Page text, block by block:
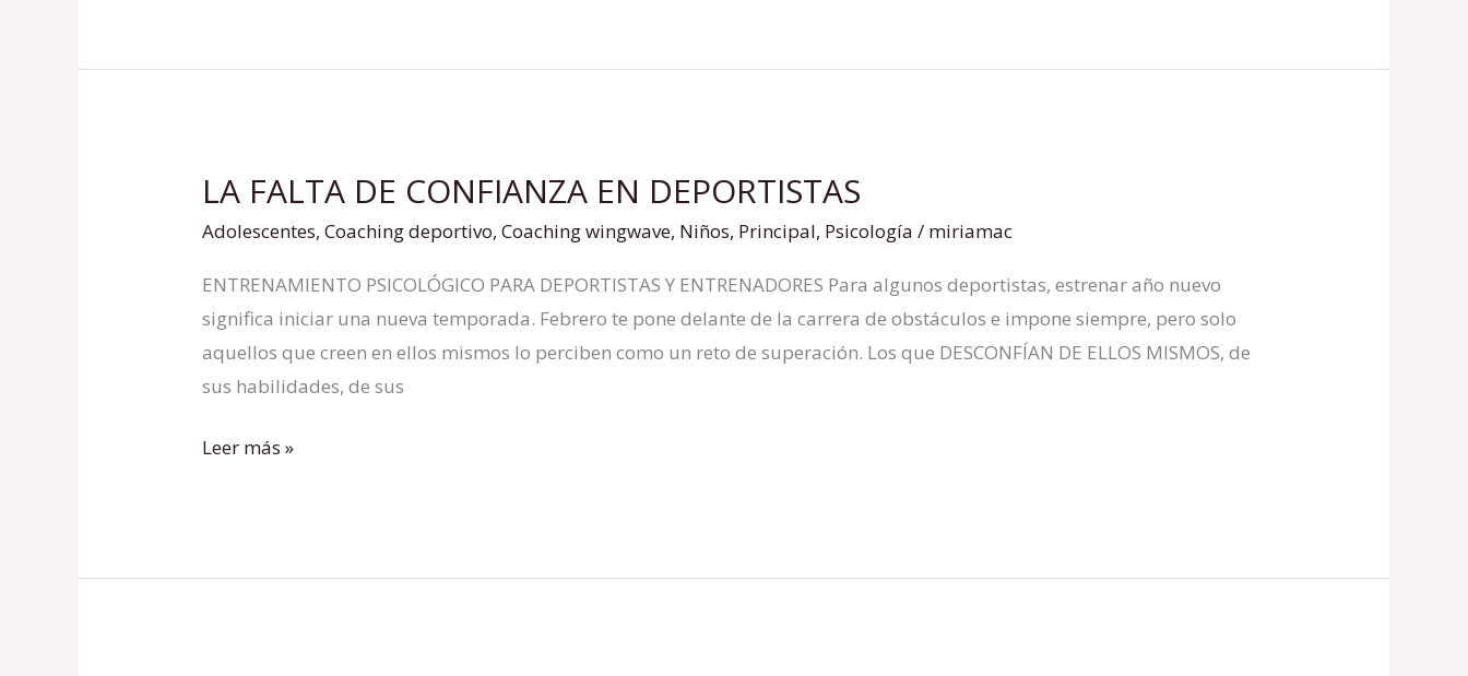
LA FALTA DE CONFIANZA EN DEPORTISTAS
Adolescentes,Coaching deportivo,Coaching wingwave, Niños, Principal, Psicología / miriamac
ENTRENAMIENTO PSICOLÓGICO PARA DEPORTISTAS Y ENTRENADORES Para algunos deportistas, estrenar año nuevo
significa iniciar una nueva temporada. Febrero te pone delante de la carrera de obstáculos e impone siempre, pero solo
aquellos que creen en ellos mismos lo perciben como un reto de superación. Los que DESCONFÍAN DE ELLOS MISMOS, de
sus habilidades, de sus
LA
FALTA
CONFIANZA
EN
DEPORTISTAS
Leer más »